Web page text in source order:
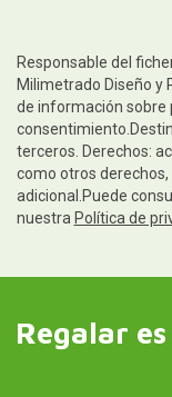
Responsable del
Milimetrado Diseño y
de información sobre
terceros. Derechos:
como otros
adicional.Puede
nuestra Política de
Regalar